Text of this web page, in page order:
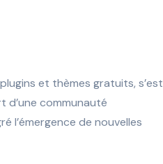
et thèmes gratuits, s’est
d’une communauté
l’émergence de nouvelles